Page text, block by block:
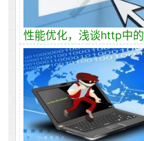
性能优化，浅谈http中的
Cache-Control